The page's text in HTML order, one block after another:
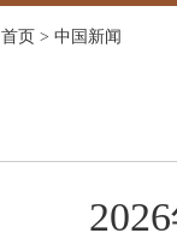
首页 > 中国新闻